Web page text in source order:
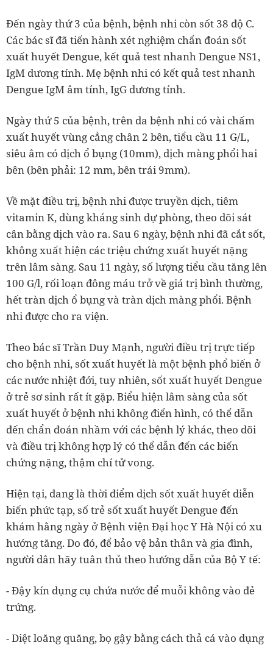
Đến ngày thứ 3 của bệnh, bệnh nhi còn sốt 38 độ C.
Các bác sĩ đã tiến hành xét nghiệm chẩn đoán sốt
xuất huyết Dengue, kết quả test nhanh Dengue NS1,
IgM dương tính. Mẹ bệnh nhi có kết quả test nhanh
Dengue IgM âm tính, IgG dương tính.
Ngày thứ 5 của bệnh, trên da bệnh nhi có vài chấm
xuất huyết vùng cẳng chân 2 bên, tiểu cầu 11 G/L,
siêu âm có dịch ổ bụng (10mm), dịch màng phổi hai
bên (bên phải: 12 mm, bên trái 9mm).
Về mặt điều trị, bệnh nhi được truyền dịch, tiêm
vitamin K, dùng kháng sinh dự phòng, theo dõi sát
cân bằng dịch vào ra. Sau 6 ngày, bệnh nhi đã cắt sốt,
không xuất hiện các triệu chứng xuất huyết nặng
trên lâm sàng. Sau 11 ngày, số lượng tiểu cầu tăng lên
100 G/l, rối loạn đông máu trở về giá trị bình thường,
hết tràn dịch ổ bụng và tràn dịch màng phổi. Bệnh
nhi được cho ra viện.
Theo bác sĩ Trần Duy Mạnh, người điều trị trực tiếp
cho bệnh nhi, sốt xuất huyết là một bệnh phổ biến ở
các nước nhiệt đới, tuy nhiên, sốt xuất huyết Dengue
ở trẻ sơ sinh rất ít gặp. Biểu hiện lâm sàng của sốt
xuất huyết ở bệnh nhi không điển hình, có thể dẫn
đến chẩn đoán nhầm với các bệnh lý khác, theo dõi
và điều trị không hợp lý có thể dẫn đến các biến
chứng nặng, thậm chí tử vong.
Hiện tại, đang là thời điểm dịch sốt xuất huyết diễn
biến phức tạp, số trẻ sốt xuất huyết Dengue đến
khám hằng ngày ở Bệnh viện Đại học Y Hà Nội có xu
hướng tăng. Do đó, để bảo vệ bản thân và gia đình,
người dân hãy tuân thủ theo hướng dẫn của Bộ Y tế:
- Đậy kín dụng cụ chứa nước để muỗi không vào đẻ
trứng.
- Diệt loăng quăng, bọ gậy bằng cách thả cá vào dụng